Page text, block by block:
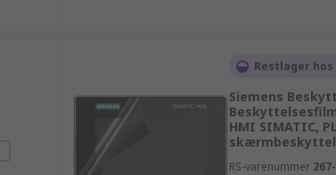
Restlager hos
Siemens
HMI SIMATIC,
RS-varenummer